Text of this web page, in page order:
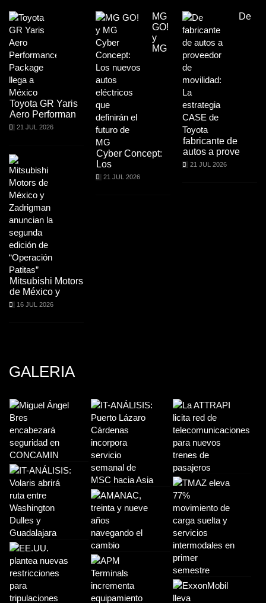
Toyota GR Yaris
Aero Performan
21 JUL 2026
Mitsubishi Motors
de México y
16 JUL 2026
MG
GO!
y
MG
Cyber Concept:
Los
21 JUL 2026
De
fabricante de
autos a prove
21 JUL 2026
GALERIA